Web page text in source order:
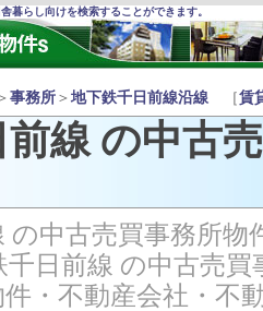
暮らし向けを検索することができます。
事務所 ＞ 地下鉄千日前線沿線 ［賃
線 の中古
中古売買事務所
日前線 の中古売
・不動産会社・不